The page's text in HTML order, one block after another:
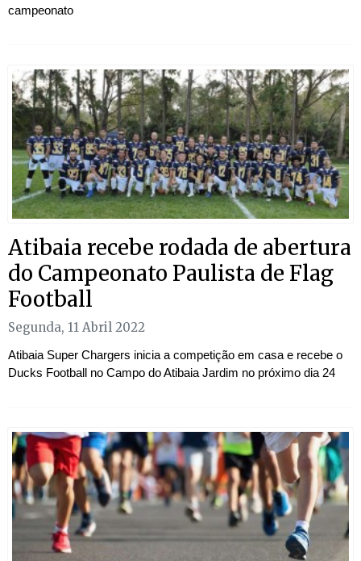
campeonato
Atibaia recebe rodada de abertura
do Campeonato Paulista de Flag
Football
Segunda, 11 Abril 2022
Atibaia Super Chargers inicia a competição em casa e recebe o
Ducks Football no Campo do Atibaia Jardim no próximo dia 24